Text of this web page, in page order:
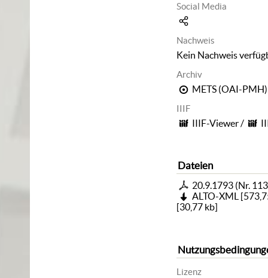
Social Media
Nachweis
Kein Nachweis
Archiv
METS (OAI-PMH)
IIIF
IIIF-Viewer/
Dateien
20.9.1793 (Nr.
ALTO-XML [
[30,77 kb]
Lizenz